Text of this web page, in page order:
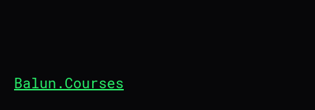
Balun.Courses